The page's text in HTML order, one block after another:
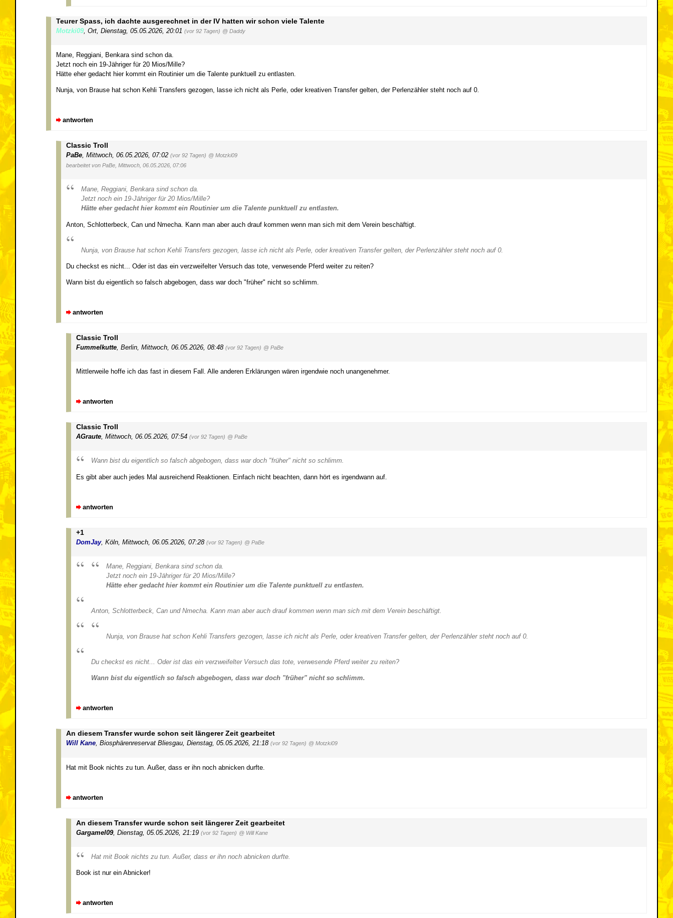
Teurer Spass, ich dachte ausgerechnet in der IV hatten wir schon viele Talente
Motzki09 Ort Dienstag, 05.05.2026, 20:01 (vor 92 Tagen) @ Daddy
Mane, Reggiani, Benkara sind schon da.
Jetzt noch ein 19-Jähriger für 20 Mios/Mille?
Hätte eher gedacht hier kommt ein Routinier um die Talente punktuell zu entlasten.
Nunja, von Brause hat schon Kehli Transfers gezogen, lasse ich nicht als Perle, oder kreativen Transfer gelten, der Perlenzähler steht noch auf 0.
antworten
Classic Troll
PaBe, Mittwoch, 06.05.2026, 07:02 (vor 92 Tagen) @ Motzki09
bearbeitet von PaBe, Mittwoch, 06.05.2026, 07:06
Mane, Reggiani, Benkara sind schon da.
Jetzt noch ein 19-Jähriger für 20 Mios/Mille?
Hätte eher gedacht hier kommt ein Routinier um die Talente punktuell zu entlasten.
Anton, Schlotterbeck, Can und Nmecha. Kann man aber auch drauf kommen wenn man sich mit dem Verein beschäftigt.
Nunja, von Brause hat schon Kehli Transfers gezogen, lasse ich nicht als Perle, oder kreativen Transfer gelten, der Perlenzähler steht noch auf 0.
Du checkst es nicht... Oder ist das ein verzweifelter Versuch das tote, verwesende Pferd weiter zu reiten?
Wann bist du eigentlich so falsch abgebogen, dass war doch "früher" nicht so schlimm.
antworten
Classic Troll
Fummelkutte, Berlin, Mittwoch, 06.05.2026, 08:48 (vor 92 Tagen) @ PaBe
Mittlerweile hoffe ich das fast in diesem Fall. Alle anderen Erklärungen wären irgendwie noch unangenehmer.
antworten
Classic Troll
AGraute, Mittwoch, 06.05.2026, 07:54 (vor 92 Tagen) @ PaBe
Wann bist du eigentlich so falsch abgebogen, dass war doch "früher" nicht so schlimm.
Es gibt aber auch jedes Mal ausreichend Reaktionen. Einfach nicht beachten, dann hört es irgendwann auf.
antworten
+1
DomJay, Köln Mittwoch, 06.05.2026, 07:28 (vor 92 Tagen) @ PaBe
Mane, Reggiani, Benkara sind schon da.
Jetzt noch ein 19-Jähriger für 20 Mios/Mille?
Hätte eher gedacht hier kommt ein Routinier um die Talente punktuell zu entlasten.
Anton, Schlotterbeck, Can und Nmecha. Kann man aber auch drauf kommen wenn man sich mit dem Verein beschäftigt.
Nunja, von Brause hat schon Kehli Transfers gezogen, lasse ich nicht als Perle, oder kreativen Transfer gelten, der Perlenzähler steht noch auf 0.
Du checkst es nicht... Oder ist das ein verzweifelter Versuch das tote, verwesende Pferd weiter zu reiten?
Wann bist du eigentlich so falsch abgebogen, dass war doch "früher" nicht so schlimm.
antworten
An diesem Transfer wurde schon seit längerer Zeit gearbeitet
Will Kane, Biosphärenreservat Bliesgau, Dienstag, 05.05.2026, 21:18 (vor 92 Tagen) @ Motzki09
Hat mit Book nichts zu tun. Außer, dass er ihn noch abnicken durfte.
antworten
An diesem Transfer wurde schon seit längerer Zeit gearbeitet
Gargamel09, Dienstag, 05.05.2026, 21:19 (vor 92 Tagen) @ Will Kane
Hat mit Book nichts zu tun. Außer, dass er ihn noch abnicken durfte.
Book ist nur ein Abnicker!
antworten